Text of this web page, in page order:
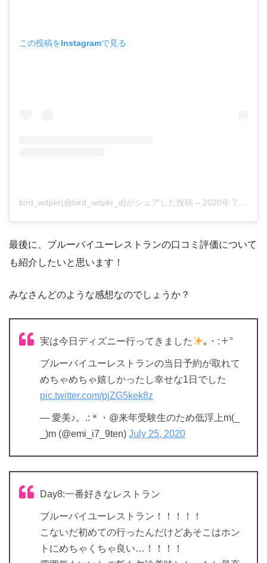
この投稿をInstagramで見る
bird_wdpkr(@bird_wdpkr_d)がシェアした投稿 – 2020年 7月月18日午後10時58分PDT
最後に、ブルーバイユーレストランの口コミ評価について
も紹介したいと思います！
みなさんどのような感想なのでしょうか？
実は今日ディズニー行ってきました ｡・:＋°
ブルーバイユーレストランの当日予約が取れて
めちゃめちゃ嬉しかったし幸せな1日でした
pic.twitter.com/pjZG5kek8z
— 愛美♪。.:＊・@来年受験生のため低浮上m(_
_)m (@emi_i7_9ten) July 25, 2020
Day8:一番好きなレストラン
ブルーバイユーレストラン！！！！！
こないだ初めての行ったんだけどあそこはホン
トにめちゃくちゃ良い…！！！！